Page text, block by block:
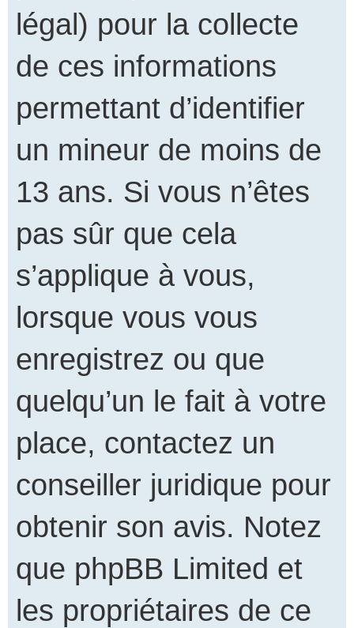
légal) pour la collecte
de ces informations
permettant d’identifier
un mineur de moins de
13 ans. Si vous n’êtes
pas sûr que cela
s’applique à vous,
lorsque vous vous
enregistrez ou que
quelqu’un le fait à votre
place, contactez un
conseiller juridique pour
obtenir son avis. Notez
que phpBB Limited et
les propriétaires de ce